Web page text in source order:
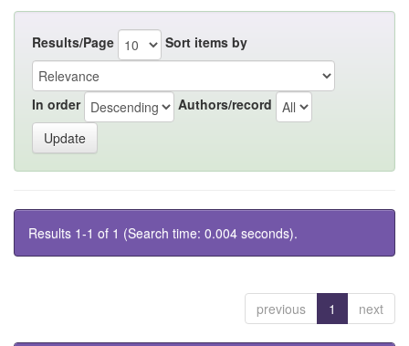
Results/Page Sort items by
In order Authors/record
Results 1-1 of 1 (Search time: 0.004 seconds).
previous 1 next